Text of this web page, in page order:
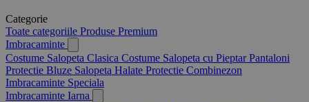
Categorie
Toate categoriile Produse Premium
Imbracaminte
Costume Salopeta Clasica Costume Salopeta cu PieptarPantaloni
Protectie Bluze Salopeta Halate Protectie Combinezon
Imbracaminte Speciala
Imbracaminte Iarna